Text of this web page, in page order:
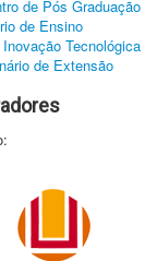
de Pós Graduação
de Ensino
Tecnológica
de Extensão